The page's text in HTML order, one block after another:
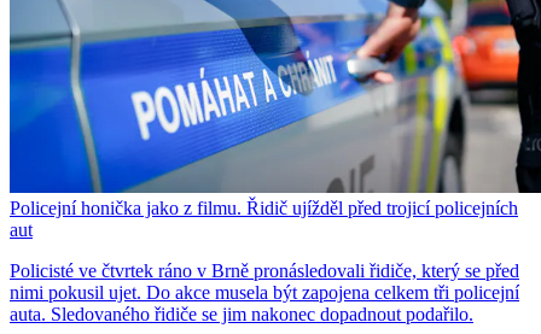
Policejní honička jako z filmu. Řidič ujížděl před trojicí policejních
aut
Policisté ve čtvrtek ráno v Brně pronásledovali řidiče, který se před
nimi pokusil ujet. Do akce musela být zapojena celkem tři policejní
auta. Sledovaného řidiče se jim nakonec dopadnout podařilo.